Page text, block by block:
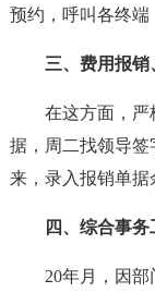
预约，呼叫各终端
三、费用报
在这方面，严
据，周二找领导签
来，录入报销单据
四、综合事务
20年月，因